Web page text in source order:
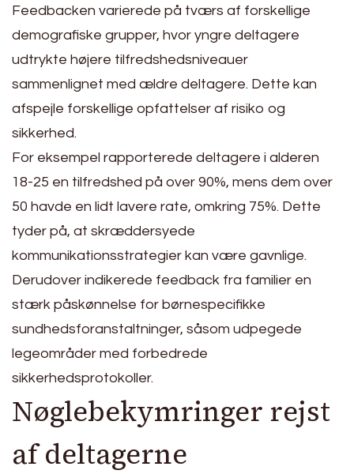
Feedbacken varierede på tværs af forskellige
demografiske grupper, hvor yngre deltagere
udtrykte højere tilfredshedsniveauer
sammenlignet med ældre deltagere. Dette kan
afspejle forskellige opfattelser af risiko og
sikkerhed.
For eksempel rapporterede deltagere i alderen
18-25 en tilfredshed på over 90%, mens dem over
50 havde en lidt lavere rate, omkring 75%. Dette
tyder på, at skræddersyede
kommunikationsstrategier kan være gavnlige.
Derudover indikerede feedback fra familier en
stærk påskønnelse for børnespecifikke
sundhedsforanstaltninger, såsom udpegede
legeområder med forbedrede
sikkerhedsprotokoller.
Nøglebekymringer rejst
af deltagerne